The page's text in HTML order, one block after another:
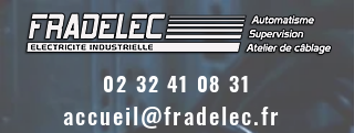
02 32 41 08 31
accueil@fradelec.fr